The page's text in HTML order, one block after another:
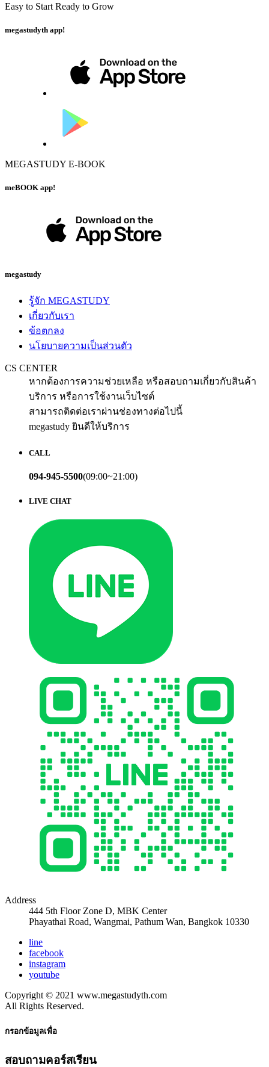
Easy to Start Ready to Grow
megastudyth app!
MEGASTUDY E-BOOK
meBOOK app!
megastudy
รู้จัก MEGASTUDY
เกี่ยวกับเรา
ข้อตกลง
นโยบายความเป็นส่วนตัว
CS CENTER
หากต้องการความช่วยเหลือ หรือสอบถามเกี่ยวกับสินค้า
บริการ หรือการใช้งานเว็บไซต์
สามารถติดต่อเราผ่านช่องทางต่อไปนี้
megastudy ยินดีให้บริการ
CALL
094-945-5500(09:00~21:00)
LIVE CHAT
Address
444 5th Floor Zone D, MBK Center
Phayathai Road, Wangmai, Pathum Wan, Bangkok 10330
line
facebook
instagram
youtube
Copyright © 2021 www.megastudyth.com
All Rights Reserved.
กรอกข้อมูลเพื่อ
สอบถามคอร์สเรียน